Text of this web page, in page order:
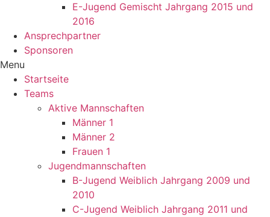
E-Jugend Gemischt Jahrgang 2015 und
2016
Ansprechpartner
Sponsoren
Menu
Startseite
Teams
Aktive Mannschaften
Männer 1
Männer 2
Frauen 1
Jugendmannschaften
B-Jugend Weiblich Jahrgang 2009 und
2010
C-Jugend Weiblich Jahrgang 2011 und